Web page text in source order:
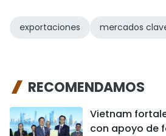
exportaciones mercados
RECOMENDAMOS
Vietnam
con apoyo de